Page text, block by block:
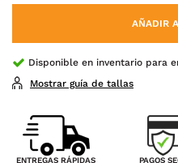
AÑADIR
Disponible en inventario para
Mostrar guía de tallas
ENTREGAS RÁPIDAS PAGOS